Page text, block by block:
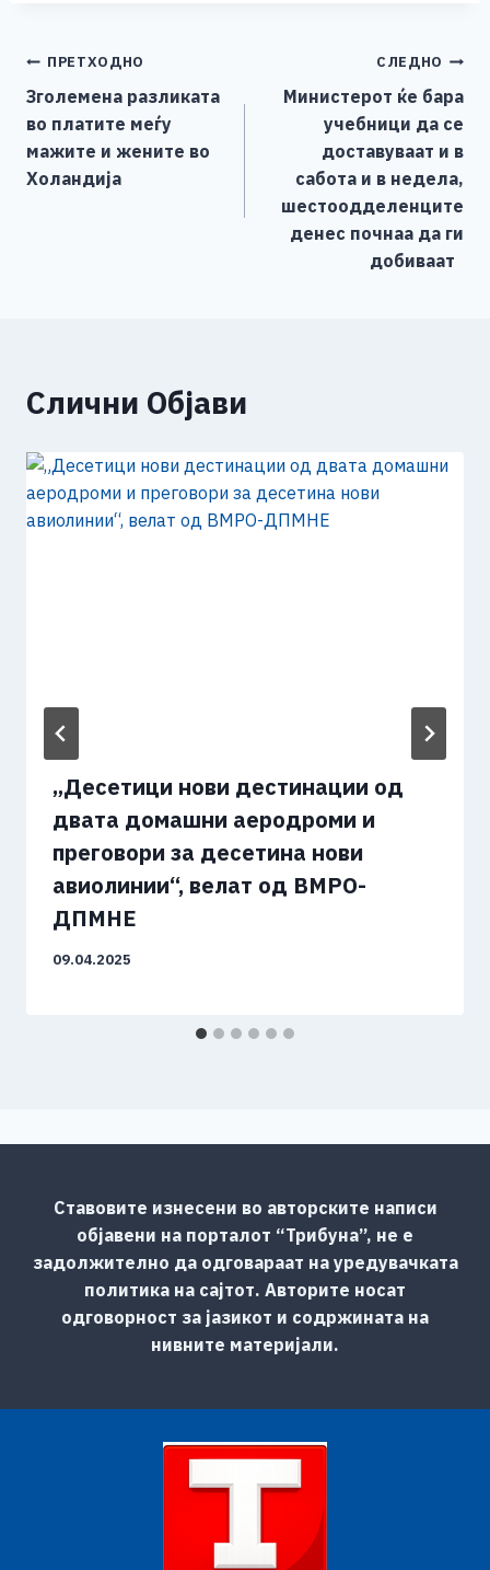
b
o
o
k
n
g
er
Li
n
k
Навигација
на
напис
ПРЕТХОДНО
Зголемена разликата
во платите меѓу
мажите и жените во
Холандија
СЛЕДНО
Министерот ќе бара
учебници да се
доставуваат и в
сабота и в недела,
шестоодделенците
денес почнаа да ги
добиваат
Слични Објави
„Десетици нови дестинации од
двата домашни аеродроми и
преговори за десетина нови
авиолинии“, велат од ВМРО-
ДПМНЕ
09.04.2025
Ставовите изнесени во авторските написи
објавени на порталот “Трибуна”, не е
задолжително да одговараат на уредувачката
политика на сајтот. Авторите носат
одговорност за јазикот и содржината на
нивните материјали.